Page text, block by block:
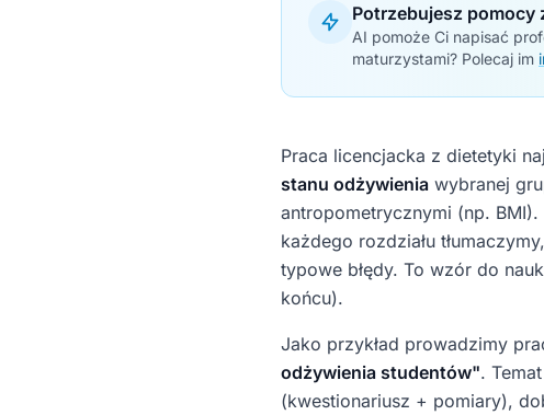
Potrzebujesz pomocy
AI pomoże Ci napisać
maturzystami? Polecaj im
Praca licencjacka z dietetyki
stanu odżywienia wybranej
antropometrycznymi (np.
każdego rozdziału
typowe błędy. To wzór do
końcu).
Jako przykład prowadzimy
odżywienia studentów".
(kwestionariusz + pomiary),